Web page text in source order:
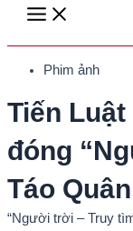
Main
Menu
Phim ảnh
Tiến
đóng
Táo
“Người trời – Truy